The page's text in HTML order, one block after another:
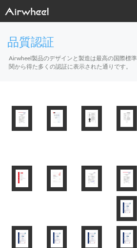
品質認証
Airwheel製品のデザインと製造は最高の国際標
関から得た多くの認証に表示された通りです。